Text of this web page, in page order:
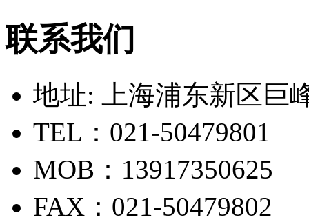
联系我们
地址: 上海浦东新区巨
TEL：021-50479801
MOB：13917350625
FAX：021-50479802